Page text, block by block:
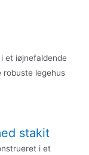
et iøjnefaldende
legehus
stakit
i et